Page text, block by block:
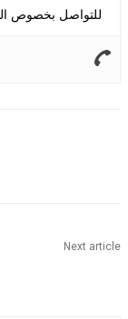
للتواصل بخصوص
Next article